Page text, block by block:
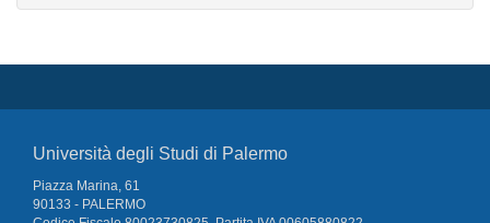
Università degli Studi di Palermo
Piazza Marina, 61
90133 - PALERMO